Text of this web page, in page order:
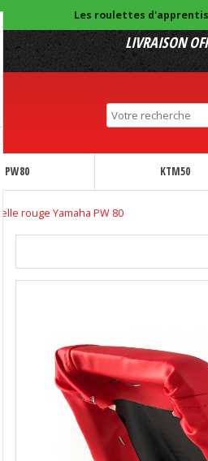
Les roulettes
LIVRAISON
PW80 KTM50
Selle rouge Yamaha PW 80